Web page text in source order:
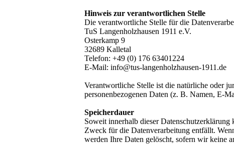
Hinweis zur verantwortlichen Stelle
Die verantwortliche Stelle für die
TuS Langenholzhausen 1911 e.V.
Osterkamp 9
32689 Kalletal
Telefon: +49 (0) 176 63401224
E-Mail: info@tus-langenholzhausen-1911.de
Verantwortliche Stelle ist die natürliche oder
personenbezogenen Daten (z. B. Namen, E-
Speicherdauer
Soweit innerhalb dieser Datenschutzerklärung
Zweck für die Datenverarbeitung entfällt.
werden Ihre Daten gelöscht, sofern wir keine